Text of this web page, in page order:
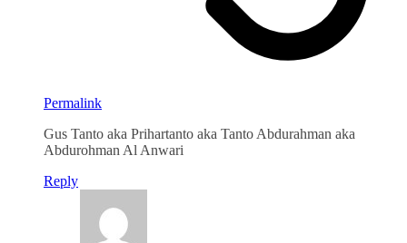
Permalink
Gus Tanto aka Prihartanto aka Tanto Abdurahman aka
Abdurohman Al Anwari
Reply